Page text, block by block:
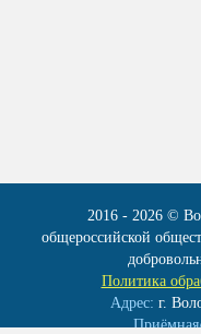
2016 - 2026 ©
общероссийской
Политика
Адрес: г.